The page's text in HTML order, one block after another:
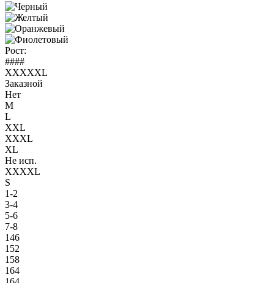
Рост:
####
XXXXXL
Заказной
Нет
M
L
XXL
XXXL
XL
Не исп.
XXXXL
S
1-2
3-4
5-6
7-8
146
152
158
164